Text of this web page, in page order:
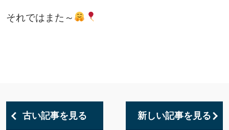
それではまた～
古い記事を見る 新しい記事を見る